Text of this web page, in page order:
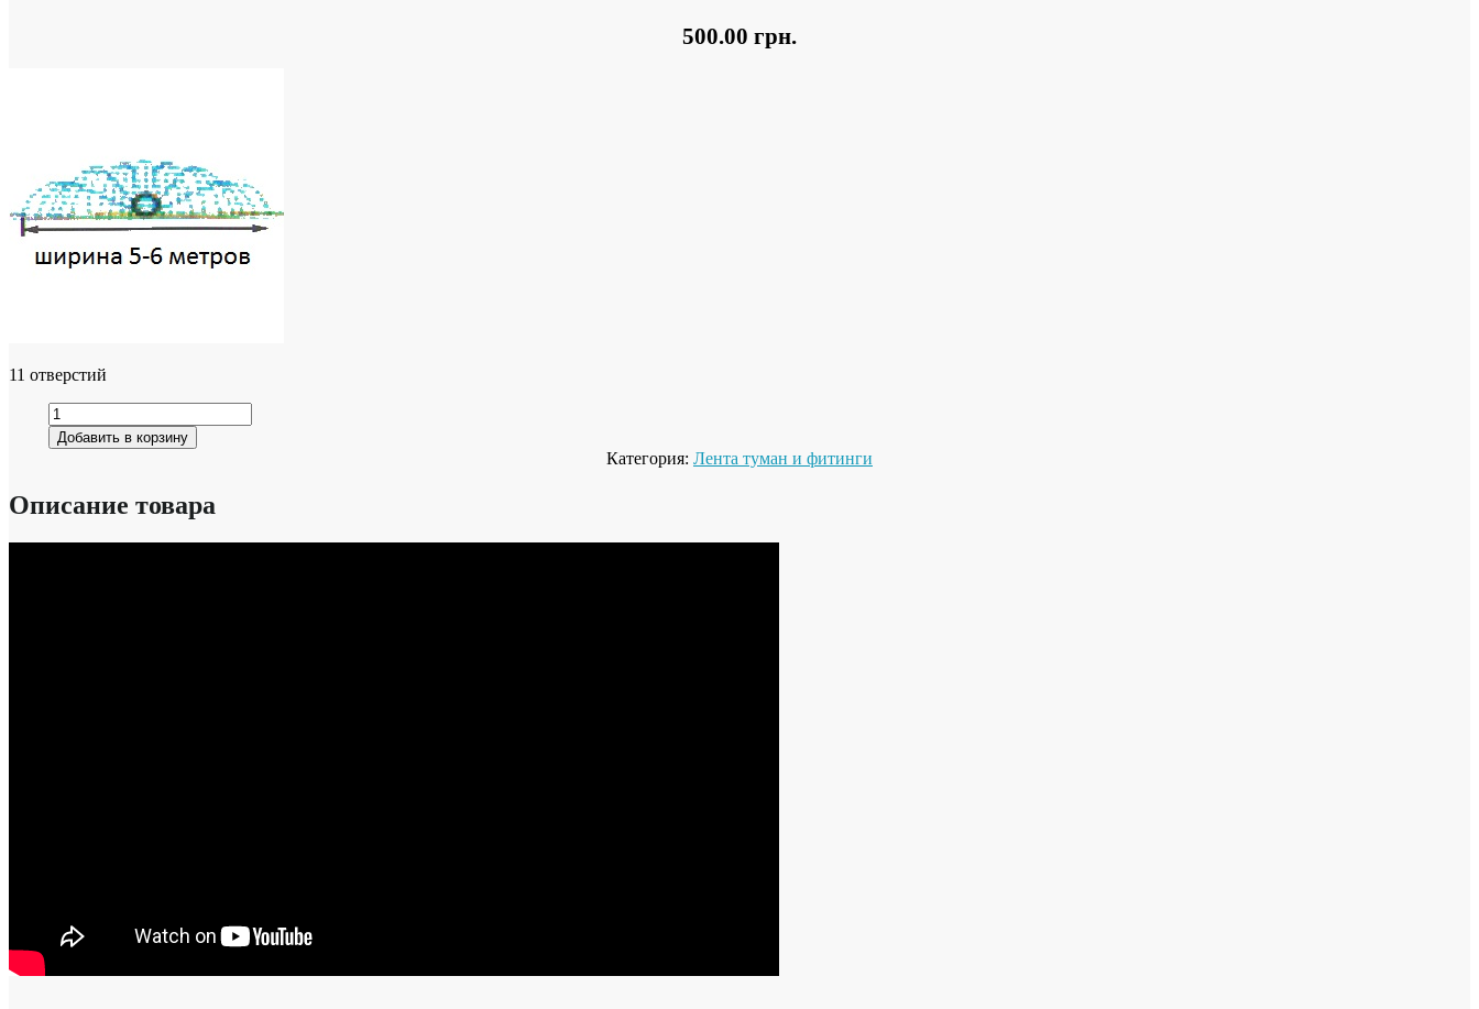
500.00 грн.
11 отверстий
Добавить в корзину
Категория: Лента туман и фитинги
Описание товара